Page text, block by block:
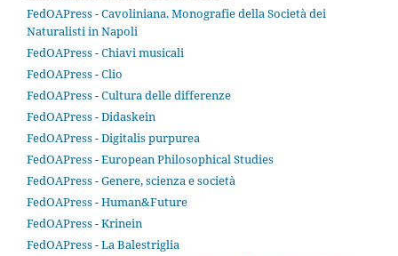
FedOAPress - Cavoliniana. Monografie della Società dei
Naturalisti in Napoli
FedOAPress - Chiavi musicali
FedOAPress - Clio
FedOAPress - Cultura delle differenze
FedOAPress - Didaskein
FedOAPress - Digitalis purpurea
FedOAPress - European Philosophical Studies
FedOAPress - Genere, scienza e società
FedOAPress - Human&Future
FedOAPress - Krinein
FedOAPress - La Balestriglia